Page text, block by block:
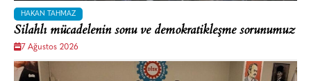
HAKAN TAHMAZ
Silahlı mücadelenin sonu ve demokratikleşme sorunumuz
7 Ağustos 2026